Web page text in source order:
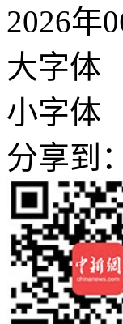
2026年
大字体
小字体
分享到：